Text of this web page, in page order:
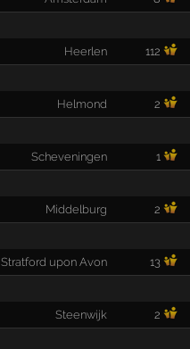
Heerlen 112
Helmond 2
Scheveningen 1
Middelburg 2
Stratford upon Avon 13
Steenwijk 2